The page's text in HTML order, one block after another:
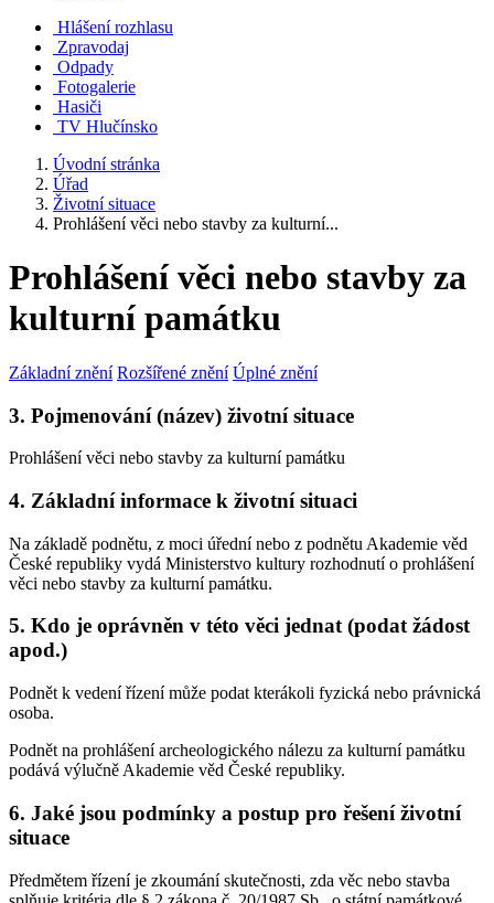
Hlášení rozhlasu
Zpravodaj
Odpady
Fotogalerie
Hasiči
TV Hlučínsko
Úvodní stránka
Úřad
Životní situace
Prohlášení věci nebo stavby za kulturní...
Prohlášení věci nebo stavby za
kulturní památku
Základní znění Rozšířené znění Úplné znění
3. Pojmenování (název) životní situace
Prohlášení věci nebo stavby za kulturní památku
4. Základní informace k životní situaci
Na základě podnětu, z moci úřední nebo z podnětu Akademie věd
České republiky vydá Ministerstvo kultury rozhodnutí o prohlášení
věci nebo stavby za kulturní památku.
5. Kdo je oprávněn v této věci jednat (podat žádost
apod.)
Podnět k vedení řízení může podat kterákoli fyzická nebo právnická
osoba.
Podnět na prohlášení archeologického nálezu za kulturní památku
podává výlučně Akademie věd České republiky.
6. Jaké jsou podmínky a postup pro řešení životní
situace
Předmětem řízení je zkoumání skutečnosti, zda věc nebo stavba